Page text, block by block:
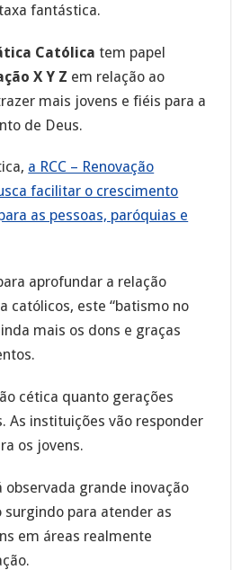
fantástica.
Católica tem papel
X Y Z em relação ao
mais jovens e fiéis para a
de Deus.
a RCC – Renovação
facilitar o crescimento
as pessoas, paróquias e
aprofundar a relação
católicos, este “batismo no
mais os dons e graças
cética quanto gerações
As instituições vão responder
os jovens.
grande inovação
para atender as
em áreas realmente